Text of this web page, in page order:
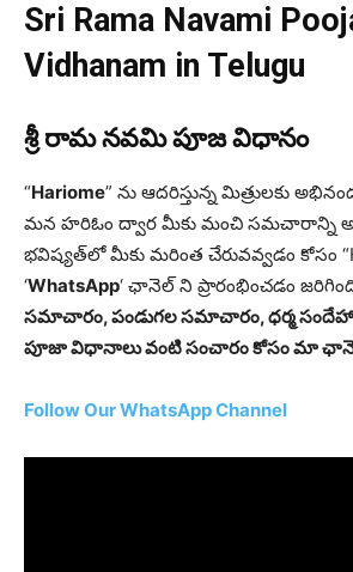
Sri Rama Navami
Vidhanam in Telugu
శ్రీ రామ నవమి పూజ విధానం
“Hariome” ను ఆదరిస్తున్న మిత్రులకు
మన హరిఓం ద్వార మీకు మంచి సమచారాన్ని
భవిష్యత్‌లో మీకు మరింత చేరువవ్వడం కోసం
‘WhatsApp‘ ఛానెల్ ని ప్రారంభించడం
సమాచారం, పండుగల సమాచారం, ధర్మ
పూజా విధానాలు వంటి సంచారం కోసం మా
Follow Our WhatsApp Channel